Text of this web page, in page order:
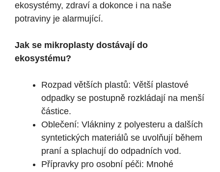
ekosystémy, zdraví a dokonce i na naše
potraviny je alarmující.
Jak se mikroplasty dostávají do
ekosystému?
Rozpad větších plastů: Větší plastové
odpadky se postupně rozkládají na menší
částice.
Oblečení: Vlákniny z polyesteru a dalších
syntetických materiálů se uvolňují během
praní a splachují do odpadních vod.
Přípravky pro osobní péči: Mnohé